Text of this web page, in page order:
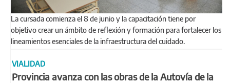
La cursada comienza el 8 de junio y la capacitación tiene por
objetivo crear un ámbito de reflexión y formación para fortalecer los
lineamientos esenciales de la infraestructura del cuidado.
VIALIDAD
Provincia avanza con las obras de la Autovía de la